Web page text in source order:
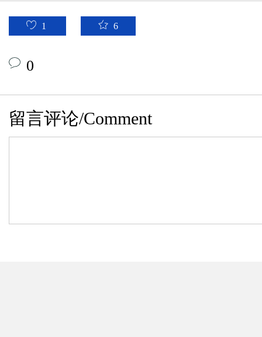
1 6
0
留言评论/Comment